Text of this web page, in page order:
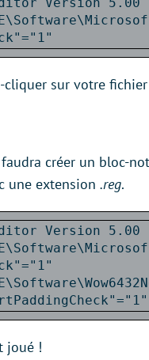
sur votre fichier
créer un bloc-
une extension .reg.
Version 5.00
joué !